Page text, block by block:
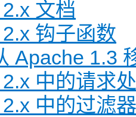
文档
钩子函数
Apache 1.3
中的请求
中的过滤器